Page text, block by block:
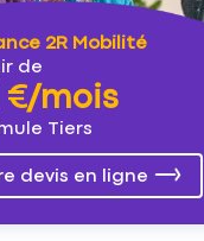
2R Mobilité
de
€/mois
Tiers
devis en ligne